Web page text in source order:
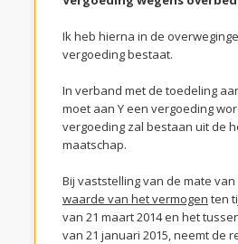
Ik heb hierna in de
vergoeding bestaat.
In verband met de toedeling
moet aan Y een vergoeding
vergoeding zal bestaan uit de
maatschap.
Bij vaststelling van de mate
waarde van het vermogen ten
van 21 maart 2014 en het
van 21 januari 2015, neemt de